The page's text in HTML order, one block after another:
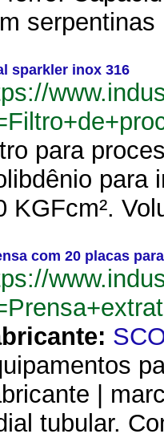
sparkler inox 316
para
para
KGFcm².
com 20 placas
|
tubular.